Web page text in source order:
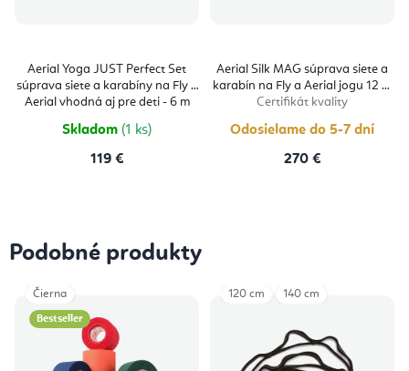
Aerial Yoga JUST Perfect Set
súprava siete a karabíny na Fly a
Aerial vhodná aj pre deti - 6 m
Skladom (1 ks)
119 €
Aerial Silk MAG súprava siete a
karabín na Fly a Aerial jogu 12 m
Certifikát kvality
Odosielame do 5-7 dní
270 €
Podobné produkty
Bestseller
Čierna 120 cm 140 cm